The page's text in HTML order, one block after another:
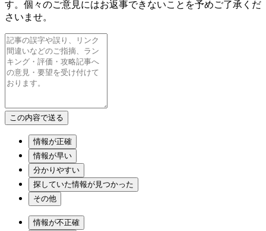
す。個々のご意見にはお返事できないことを予めご了承くだ
さいませ。
情報が正確
情報が早い
分かりやすい
探していた情報が見つかった
その他
情報が不正確